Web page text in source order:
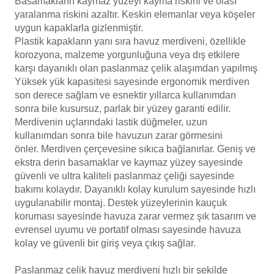
Havuz
Kapağı
Havuz Pompa
Havuz
Jakuzi Sauna
Kartuş Filtreler
Olimpik Havuz
yaralanma riskini azaltır. Keskin elemanlar veya köşeler
uygun kapaklarla gizlenmiştir.
Plastik kapakların yanı sıra havuz merdiveni, özellikle
korozyona, malzeme yorgunluğuna veya dış etkilere
karşı dayanıklı olan paslanmaz çelik alaşımdan yapılmış
Yüksek yük kapasitesi sayesinde ergonomik merdiven
son derece sağlam ve esnektir yıllarca kullanımdan
sonra bile kusursuz, parlak bir yüzey garanti edilir.
Merdivenin uçlarındaki lastik düğmeler, uzun
kullanımdan sonra bile havuzun zarar görmesini
önler. Merdiven çerçevesine sıkıca bağlanırlar. Geniş ve
ekstra derin basamaklar ve kaymaz yüzey sayesinde
güvenli ve u ltra kaliteli paslanmaz çeliği sayesinde
bakımı kolaydır. Dayanıklı kolay kurulum sayesinde hızlı
uygulanabilir montaj. Destek yüzeylerinin kauçuk
koruması sayesinde havuza zarar vermez şık tasarım ve
evrensel uyumu ve portatif olması sayesinde havuza
kolay ve güvenli bir giriş veya çıkış sağlar.
Paslanmaz çelik havuz merdiveni hızlı bir şekilde